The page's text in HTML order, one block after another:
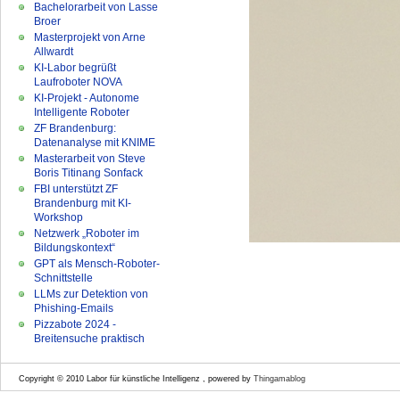
Bachelorarbeit von Lasse
Broer
Masterprojekt von Arne
Allwardt
KI-Labor begrüßt
Laufroboter NOVA
KI-Projekt - Autonome
Intelligente Roboter
ZF Brandenburg:
Datenanalyse mit KNIME
Masterarbeit von Steve
Boris Titinang Sonfack
FBI unterstützt ZF
Brandenburg mit KI-
Workshop
Netzwerk „Roboter im
Bildungskontext“
GPT als Mensch-Roboter-
Schnittstelle
LLMs zur Detektion von
Phishing-Emails
Pizzabote 2024 -
Breitensuche praktisch
Copyright © 2010 Labor für künstliche Intelligenz , powered by Thingamablog